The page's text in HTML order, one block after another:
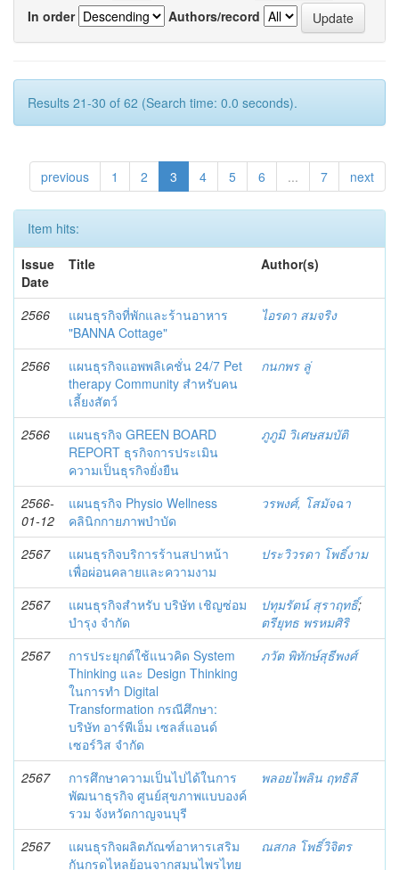
In order
Authors/record
Results 21-30 of 62 (Search time: 0.0 seconds).
previous 1 2 3 4 5 6 ... 7 next
Item hits:
Issue
Date
Title Author(s)
2566
แผนธุรกิจที่พักและร้านอาหาร
"BANNA Cottage"
ไอรดา สมจริง
2566
แผนธุรกิจแอพพลิเคชั่น 24/7 Pet
therapy Community สำหรับคน
เลี้ยงสัตว์
กนกพร ลู่
2566
แผนธุรกิจ GREEN BOARD
REPORT ธุรกิจการประเมิน
ความเป็นธุรกิจยั่งยืน
ภูภูมิ วิเศษสมบัติ
2566-
01-12
แผนธุรกิจ Physio Wellness
คลินิกกายภาพบำบัด
วรพงศ์, โสมัจฉา
2567
แผนธุรกิจบริการร้านสปาหน้า
เพื่อผ่อนคลายและความงาม
ประวิวรดา โพธิ์งาม
2567
แผนธุรกิจสำหรับ บริษัท เชิญซ่อม
บำรุง จำกัด
ปทุมรัตน์ สุราฤทธิ์;
ตรียุทธ พรหมศิริ
2567
การประยุกต์ใช้แนวคิด System
Thinking และ Design Thinking
ในการทำ Digital
Transformation กรณีศึกษา:
บริษัท อาร์พีเอ็ม เซลส์แอนด์
เซอร์วิส จำกัด
ภวัต พิทักษ์สุธีพงศ์
2567
การศึกษาความเป็นไปได้ในการ
พัฒนาธุรกิจ ศูนย์สุขภาพแบบองค์
รวม จังหวัดกาญจนบุรี
พลอยไพลิน ฤทธิลี
2567
แผนธุรกิจผลิตภัณฑ์อาหารเสริม
กันกรดไหลย้อนจากสมุนไพรไทย
ณสกล โพธิ์วิจิตร